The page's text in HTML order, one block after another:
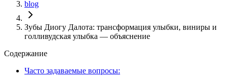
blog
Зубы Диогу Далота: трансформация улыбки, виниры и
голливудская улыбка — объяснение
Содержание
Часто задаваемые вопросы: